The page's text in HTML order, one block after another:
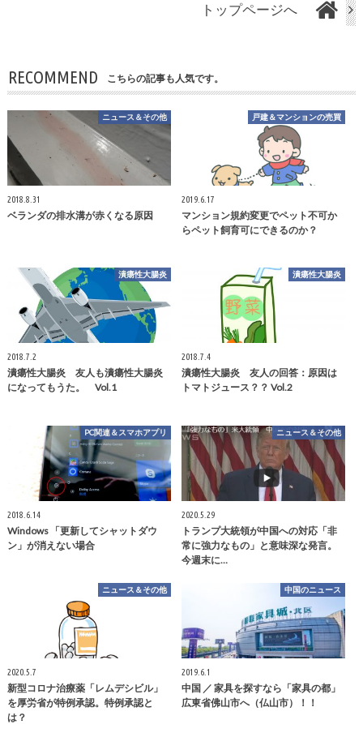
トップページへ
RECOMMEND こちらの記事も人気です。
ニュース＆その他
2018.8.31
ベランダの排水溝が赤くなる原因
戸建＆マンションの売買
2019.6.17
マンション規約変更でペット不可か
らペット飼育可にできるのか？
潰瘍性大腸炎
2018.7.2
潰瘍性大腸炎 友人も潰瘍性大腸炎
になってもうた。 Vol.1
潰瘍性大腸炎
2018.7.4
潰瘍性大腸炎 友人の回答：原因は
トマトジュース？？ Vol.2
PC関連＆スマホアプリ
2018.6.14
Windows 「更新してシャットダウ
ン」が消えない場合
ニュース＆その他
2020.5.29
トランプ大統領が中国への対応「非
常に強力なもの」と意味深な発言。
今週末に…
ニュース＆その他
2020.5.7
新型コロナ治療薬「レムデシビル」
を厚労省が特例承認。特例承認と
は？
中国のニュース
2019.6.1
中国 ／ 家具を探すなら「家具の都」
広東省佛山市へ（仏山市）！！